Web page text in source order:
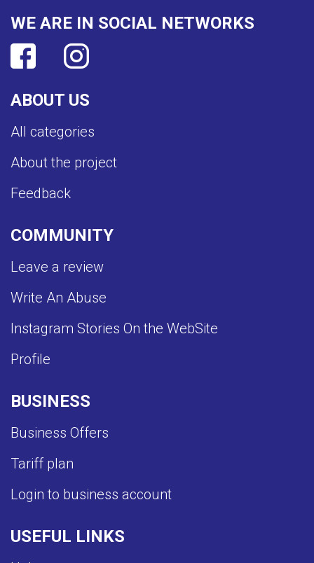
ABOUT US
All categories
About the project
Feedback
COMMUNITY
Leave a review
Write An Abuse
Instagram Stories On the WebSite
Profile
BUSINESS
Business Offers
Tariff plan
Login to business account
USEFUL LINKS
WE ARE IN SOCIAL NETWORKS